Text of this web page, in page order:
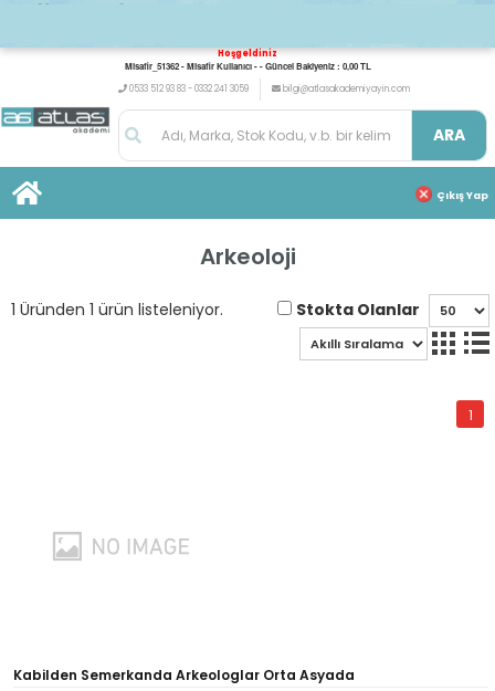
Hoşgeldiniz
Misafir_51362 - Misafir Kullanıcı - - Güncel Bakiyeniz : 0,00 TL
0533 512 93 83 - 0332 241 3059
bilgi@atlasakademiyayin.com
ARA
Çıkış Yap
Arkeoloji
1 Üründen 1 ürün listeleniyor. Stokta Olanlar
1
Kabilden Semerkanda Arkeologlar Orta Asyada